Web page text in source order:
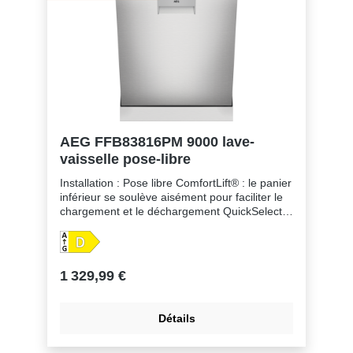
puissant pour les vaisselles très sales Option
GlassCare : nettoyage optimal et protection
des verres Option Extra Hygiène MaxiFlex: le
plus flexible des tiroirs à couverts Écran 3
digits Départ différé de 1 à 24h Capteur d'eau
Sensorlogic Séchage AirDry avec système
AutoDoor Raccord à l'eau chaude jusqu'à
AEG FFB83816PM 9000 lave-
vaisselle pose-libre
Installation : Pose libre ComfortLift® : le panier
inférieur se soulève aisément pour faciliter le
chargement et le déchargement QuickSelect :
optimal avec un minimum de consommation
d'énergie Capacité XXL – plus d’espace que
dans n’importe quel autre lave-vaisselle
Consommation d'eau et d'énergie : 11 L,
Zero-Landfill qui ne génère aucun déchet et
s'attache à réduire les émissions de CO2.
1 329,99 €
Détails